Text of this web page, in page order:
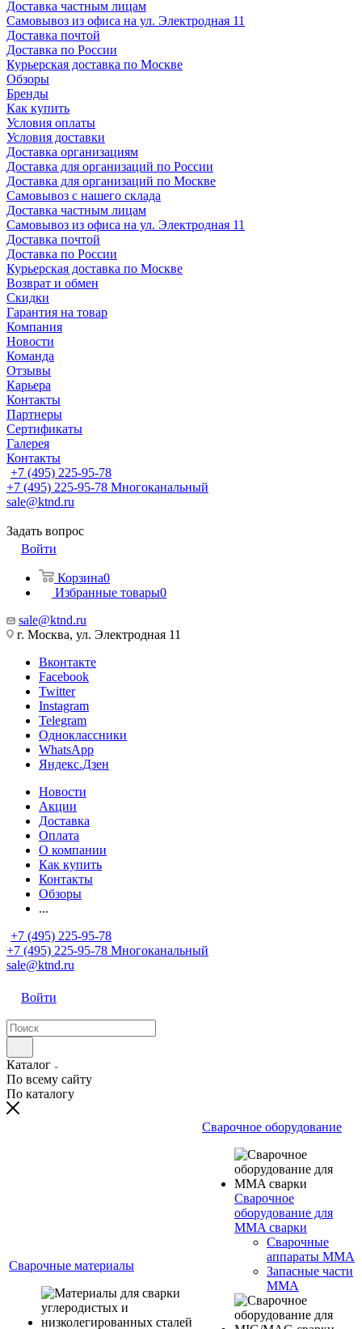
Доставка частным лицам
Самовывоз из офиса на ул. Электродная 11
Доставка почтой
Доставка по России
Курьерская доставка по Москве
Обзоры
Бренды
Как купить
Условия оплаты
Условия доставки
Доставка организациям
Доставка для организаций по России
Доставка для организаций по Москве
Самовывоз с нашего склада
Доставка частным лицам
Самовывоз из офиса на ул. Электродная 11
Доставка почтой
Доставка по России
Курьерская доставка по Москве
Возврат и обмен
Скидки
Гарантия на товар
Компания
Новости
Команда
Отзывы
Карьера
Контакты
Партнеры
Сертификаты
Галерея
Контакты
+7 (495) 225-95-78
+7 (495) 225-95-78 Многоканальный
sale@ktnd.ru
Задать вопрос
Войти
Корзина0
Избранные товары0
sale@ktnd.ru
г. Москва, ул. Электродная 11
Вконтакте
Facebook
Twitter
Instagram
Telegram
Одноклассники
WhatsApp
Яндекс.Дзен
Новости
Акции
Доставка
Оплата
О компании
Как купить
Контакты
Обзоры
...
+7 (495) 225-95-78
+7 (495) 225-95-78 Многоканальный
sale@ktnd.ru
Войти
Каталог
По всему сайту
По каталогу
Сварочные материалы
Сварочное оборудование
Сварочное
оборудование для
MMA сварки
Сварочные
аппараты MMA
Запасные части
MMA